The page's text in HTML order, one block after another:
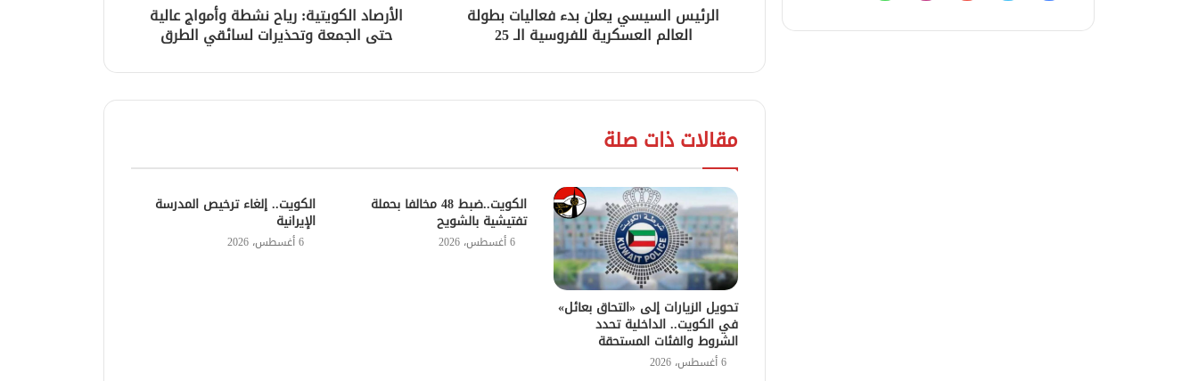
الرئيس السيسي يعلن بدء فعاليات بطولة
العالم العسكرية للفروسية الـ 25
الأرصاد الكويتية: رياح نشطة وأمواج عالية
حتى الجمعة وتحذيرات لسائقي الطرق
مقالات ذات صلة
تحويل الزيارات إلى «التحاق بعائل»
في الكويت.. الداخلية تحدد
الشروط والفئات المستحقة
6 أغسطس، 2026
الكويت..ضبط 48 مخالفا بحملة
تفتيشية بالشويح
6 أغسطس، 2026
الكويت.. إلغاء ترخيص المدرسة
الإيرانية
6 أغسطس، 2026